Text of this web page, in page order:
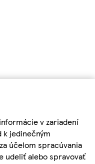
v zariadení
jedinečným
účelom spracúvania
udeliť alebo spravovať